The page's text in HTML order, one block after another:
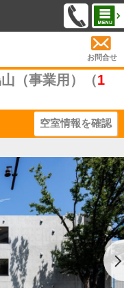
お問合せ
（事業用）（1
空室情報を確認